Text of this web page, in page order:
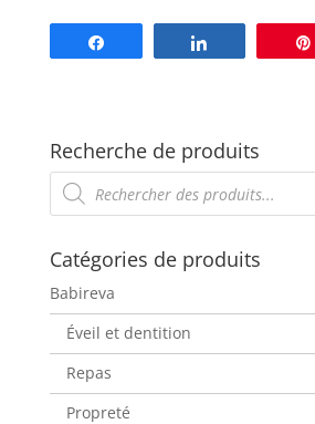
Recherche de produits
Recherche
de
produits
Catégories de produits
Babireva
Éveil et dentition
Repas
Propreté